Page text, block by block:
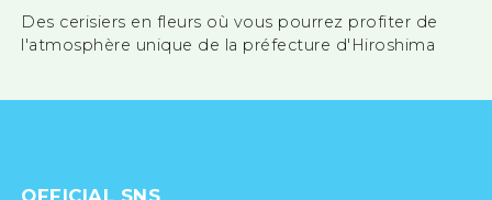
Des cerisiers en fleurs où vous pourrez profiter de
l'atmosphère unique de la préfecture d'Hiroshima